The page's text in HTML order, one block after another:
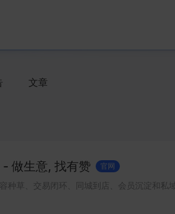
文章
做生意, 找有赞 官网
种草、交易闭环、同城到店、会员沉淀和私